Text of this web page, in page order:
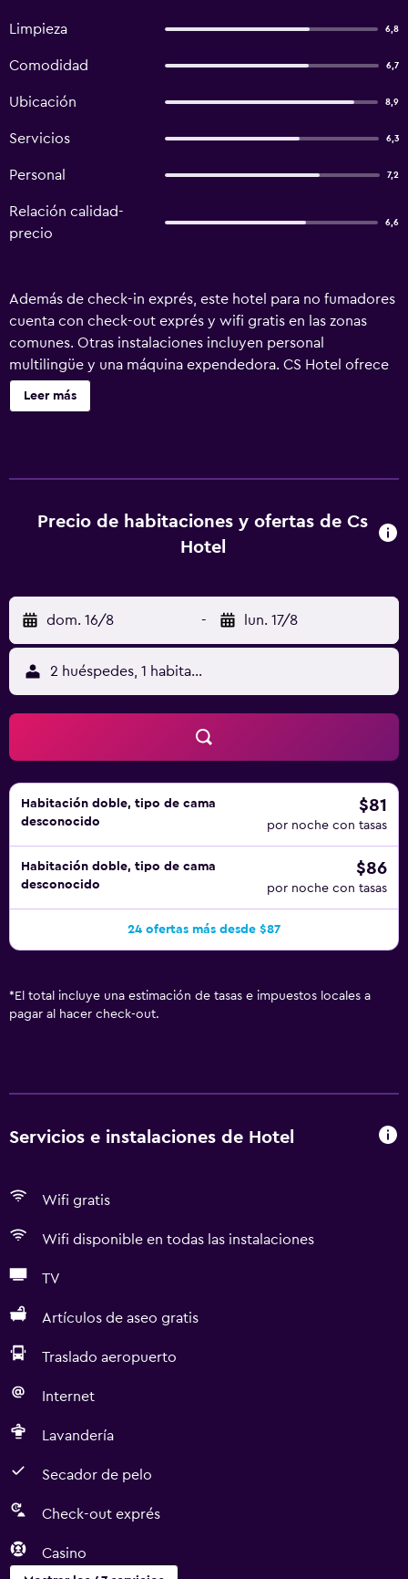
Limpieza 6,8
Comodidad 6,7
Ubicación 8,9
Servicios 6,3
Personal 7,2
Relación calidad-
precio
6,6
Además de check-in exprés, este hotel para no fumadores
cuenta con check-out exprés y wifi gratis en las zonas
comunes. Otras instalaciones incluyen personal
multilingüe y una máquina expendedora. CS Hotel ofrece
16 alojamientos con secador de pelo y artículos de higiene
personal gratuitos. Este hotel en Ámsterdam ofrece
planchar con plancha.
Leer más
Precio de habitaciones y ofertas de Cs
Hotel
dom. 16/8 - lun. 17/8
2 huéspedes, 1 habitación
Habitación doble, tipo de cama
desconocido
$81
por noche con tasas
Habitación doble, tipo de cama
desconocido
$86
por noche con tasas
24 ofertas más desde $87
* El total incluye una estimación de tasas e impuestos locales a
pagar al hacer check-out.
Servicios e instalaciones de Hotel
Wifi gratis
Wifi disponible en todas las instalaciones
TV
Artículos de aseo gratis
Traslado aeropuerto
Internet
Lavandería
Secador de pelo
Check-out exprés
Casino